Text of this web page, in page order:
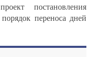
постановления
переноса дней